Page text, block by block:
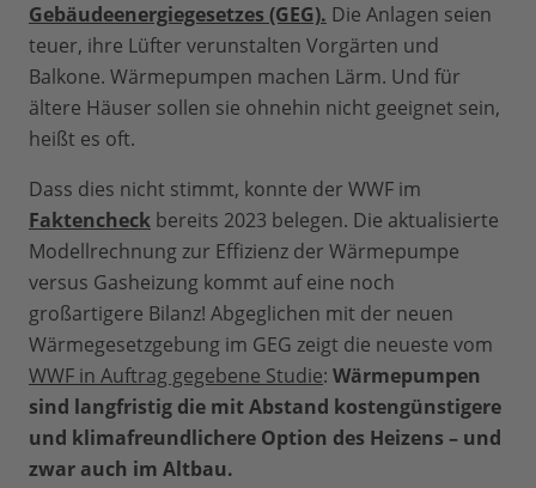
Gebäudeenergiegesetzes (GEG). Die Anlagen seien
teuer, ihre Lüfter verunstalten Vorgärten und
Balkone. Wärmepumpen machen Lärm. Und für
ältere Häuser sollen sie ohnehin nicht geeignet sein,
heißt es oft.
Dass dies nicht stimmt, konnte der WWF im
Faktencheck bereits 2023 belegen. Die aktualisierte
Modellrechnung zur Effizienz der Wärmepumpe
versus Gasheizung kommt auf eine noch
großartigere Bilanz! Abgeglichen mit der neuen
Wärmegesetzgebung im GEG zeigt die neueste vom
WWF in Auftrag gegebene Studie: Wärmepumpen
sind langfristig die mit Abstand kostengünstigere
und klimafreundlichere Option des Heizens – und
zwar auch im Altbau.